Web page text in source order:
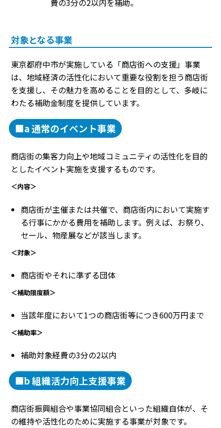
費の3分の2以内を補助。
対象となる事業
東京都府中市が実施している「商店街への支援」事業
は、地域経済の活性化において重要な役割を担う商店街
を支援し、その魅力を高めることを目的として、多岐に
わたる補助金制度を提供しています。
■a 通常のイベント事業
商店街の集客力向上や地域コミュニティの活性化を目的
としたイベント実施を支援するものです。
＜内容＞
商店街が主催または共催で、商店街内において実施す
る行事にかかる費用を補助します。例えば、お祭り、
セール、物産展などが該当します。
＜対象＞
商店街やそれに準ずる団体
＜補助限度額＞
当該年度において1つの商店街等につき600万円まで
＜補助率＞
補助対象経費の3分の2以内
■b 組織活力向上支援事業
商店街振興組合や事業協同組合といった組織自体が、そ
の維持や活性化のために実施する事業が対象です。